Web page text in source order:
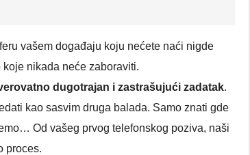
vašem događaju koju nećete naći nigde
nikada neće zaboraviti.
dugotrajan i zastrašujući zadatak.
kao sasvim druga balada. Samo znati gde
Od vašeg prvog telefonskog poziva, naši
proces.